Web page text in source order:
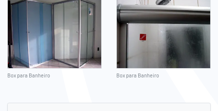
Box para Banheiro Box para Banheiro